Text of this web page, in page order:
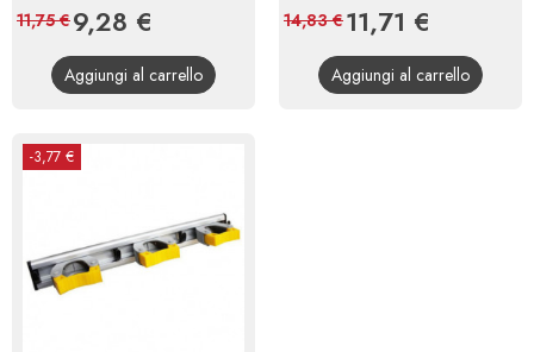
Prezzo
9,28 €
base
11,75 €
Aggiungi al carrello
Prezzo
11,71 €
base
14,83 €
Aggiungi al carrello
-3,77 €